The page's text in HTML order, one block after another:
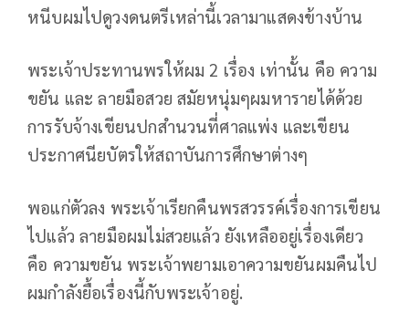
หนีบผมไปดูวงดนตรีเหล่านี้เวลามาแสดงข้างบ้าน
พระเจ้าประทานพรให้ผม 2 เรื่อง เท่านั้น คือ ความ
ขยัน และ ลายมือสวย สมัยหนุ่มๆผมหารายได้ด้วย
การรับจ้างเขียนปกสำนวนที่ศาลแพ่ง และเขียน
ประกาศนียบัตรให้สถาบันการศึกษาต่างๆ
พอแก่ตัวลง พระเจ้าเรียกคืนพรสวรรค์เรื่องการเขียน
ไปแล้ว ลายมือผมไม่สวยแล้ว ยังเหลืออยู่เรื่องเดียว
คือ ความขยัน พระเจ้าพยามเอาความขยันผมคืนไป
ผมกำลังยื้อเรื่องนี้กับพระเจ้าอยู่.